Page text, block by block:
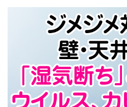
更
新
日
時
: